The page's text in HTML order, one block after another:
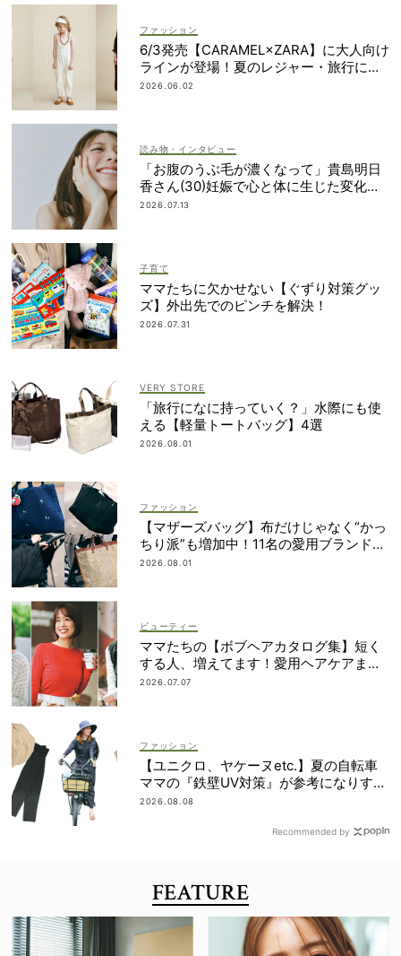
ファッション
6/3発売【CARAMEL×ZARA】に大人向け
ラインが登場！夏のレジャー・旅行にも
おすすめ
2026.06.02
読み物・インタビュー
「お腹のうぶ毛が濃くなって」貴島明日
香さん(30)妊娠で心と体に生じた変化も
「愛しいです」
2026.07.13
子育て
ママたちに欠かせない【ぐずり対策グッ
ズ】外出先でのピンチを解決！
2026.07.31
VERY STORE
「旅行になに持っていく？」水際にも使
える【軽量トートバッグ】4選
2026.08.01
ファッション
【マザーズバッグ】布だけじゃなく“かっ
ちり派”も増加中！11名の愛用ブランド
は？
2026.08.01
ビューティー
ママたちの【ボブヘアカタログ集】短く
する人、増えてます！愛用ヘアケアまで
全部見せ
2026.07.07
ファッション
【ユニクロ、ヤケーヌetc.】夏の自転車
ママの『鉄壁UV対策』が参考になりすぎ
る！
2026.08.08
Recommended by
FEATURE